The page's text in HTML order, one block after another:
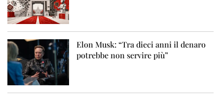
Elon Musk: “Tra dieci anni il denaro
potrebbe non servire più”